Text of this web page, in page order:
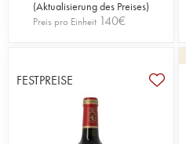
(Aktualisierung des Preises)
Preis pro Einheit 140€
FESTPREISE